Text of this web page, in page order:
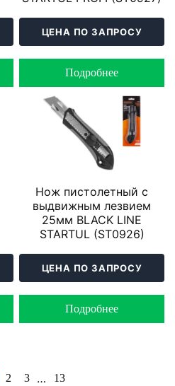
ЦЕНА ПО ЗАПРОСУ
Подробнее
Нож пистолетный с
выдвижным лезвием
25мм BLACK LINE
STARTUL (ST0926)
ЦЕНА ПО ЗАПРОСУ
Подробнее
2 3 … 13